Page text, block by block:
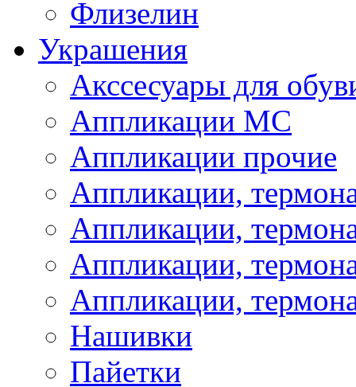
Флизелин
Украшения
Акссесуары для
Аппликации МС
Аппликации прочие
Аппликации,
Аппликации,
Аппликации,
Аппликации,
Нашивки
Пайетки